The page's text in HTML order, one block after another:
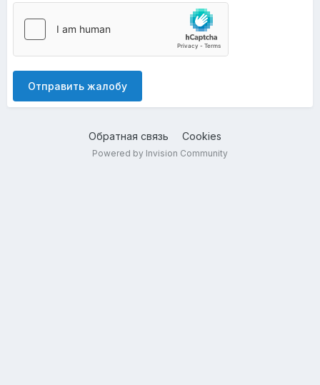
Отправить жалобу
Обратная связь Cookies
Powered by Invision Community